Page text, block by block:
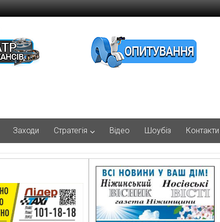
Заходи Стратегія Відео Шоубіз Контакти